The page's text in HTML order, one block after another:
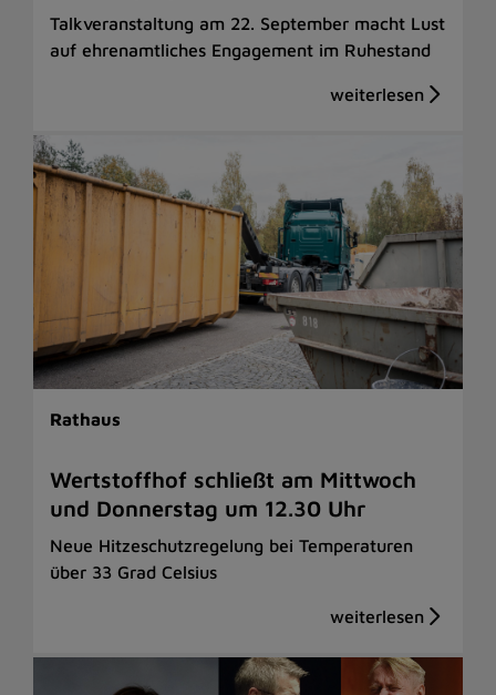
Talkveranstaltung am 22. September macht Lust
auf ehrenamtliches Engagement im Ruhestand
Rathaus
Wertstoffhof schließt am Mittwoch
und Donnerstag um 12.30 Uhr
Neue Hitzeschutzregelung bei Temperaturen
über 33 Grad Celsius